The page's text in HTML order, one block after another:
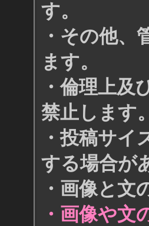
す。
・その他
ます。
・倫理上
禁止します。
・投稿サ
する場合が
・画像と文
・画像や文